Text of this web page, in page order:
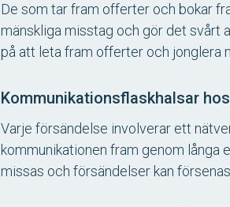
De som tar fram offerter och bokar
mänskliga misstag och gör det svårt
på att leta fram offerter och jonglera
Kommunikationsflaskhalsar
Varje försändelse involverar ett
kommunikationen fram genom långa
missas och försändelser kan